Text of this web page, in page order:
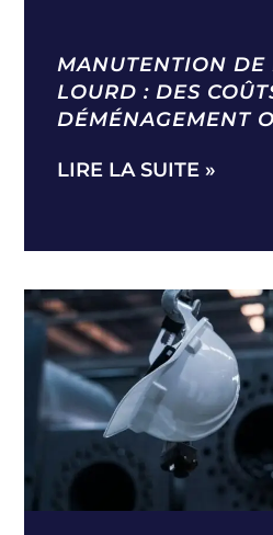
MANUTENTION DE
LOURD : DES
DÉMÉNAGEMENT
LIRE LA SUITE »